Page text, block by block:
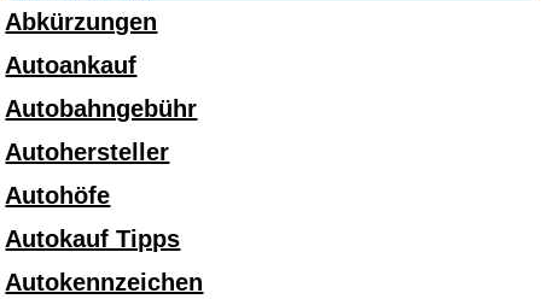
Abkürzungen
Autoankauf
Autobahngebühr
Autohersteller
Autohöfe
Autokauf Tipps
Autokennzeichen